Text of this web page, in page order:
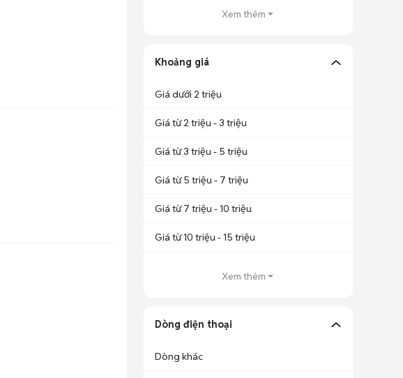
Xem thêm
Khoảng giá
Giá dưới 2 triệu
Giá từ 2 triệu - 3 triệu
Giá từ 3 triệu - 5 triệu
Giá từ 5 triệu - 7 triệu
Giá từ 7 triệu - 10 triệu
Giá từ 10 triệu - 15 triệu
Xem thêm
Dòng điện thoại
Dòng khác